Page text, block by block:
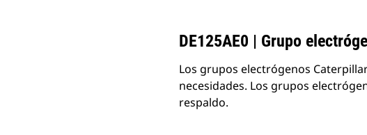
DE125AE0 | Grupo
Los grupos electrógenos
necesidades. Los grupos
respaldo.